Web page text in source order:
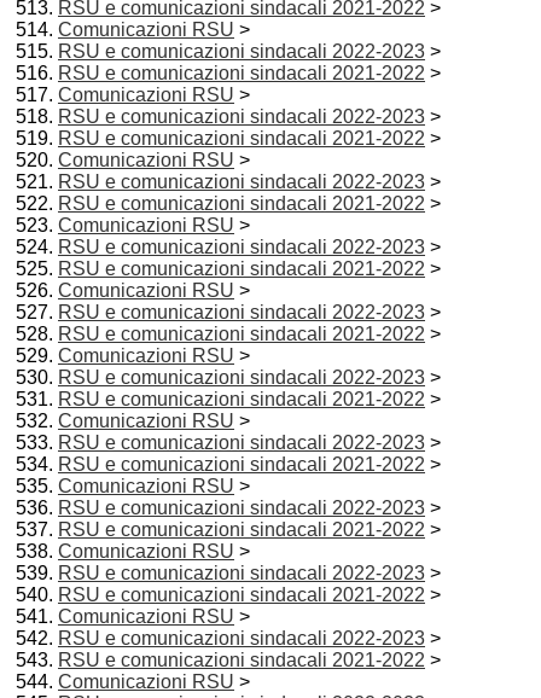
RSU e comunicazioni sindacali 2021-2022 >
Comunicazioni RSU >
RSU e comunicazioni sindacali 2022-2023 >
RSU e comunicazioni sindacali 2021-2022 >
Comunicazioni RSU >
RSU e comunicazioni sindacali 2022-2023 >
RSU e comunicazioni sindacali 2021-2022 >
Comunicazioni RSU >
RSU e comunicazioni sindacali 2022-2023 >
RSU e comunicazioni sindacali 2021-2022 >
Comunicazioni RSU >
RSU e comunicazioni sindacali 2022-2023 >
RSU e comunicazioni sindacali 2021-2022 >
Comunicazioni RSU >
RSU e comunicazioni sindacali 2022-2023 >
RSU e comunicazioni sindacali 2021-2022 >
Comunicazioni RSU >
RSU e comunicazioni sindacali 2022-2023 >
RSU e comunicazioni sindacali 2021-2022 >
Comunicazioni RSU >
RSU e comunicazioni sindacali 2022-2023 >
RSU e comunicazioni sindacali 2021-2022 >
Comunicazioni RSU >
RSU e comunicazioni sindacali 2022-2023 >
RSU e comunicazioni sindacali 2021-2022 >
Comunicazioni RSU >
RSU e comunicazioni sindacali 2022-2023 >
RSU e comunicazioni sindacali 2021-2022 >
Comunicazioni RSU >
RSU e comunicazioni sindacali 2022-2023 >
RSU e comunicazioni sindacali 2021-2022 >
Comunicazioni RSU >